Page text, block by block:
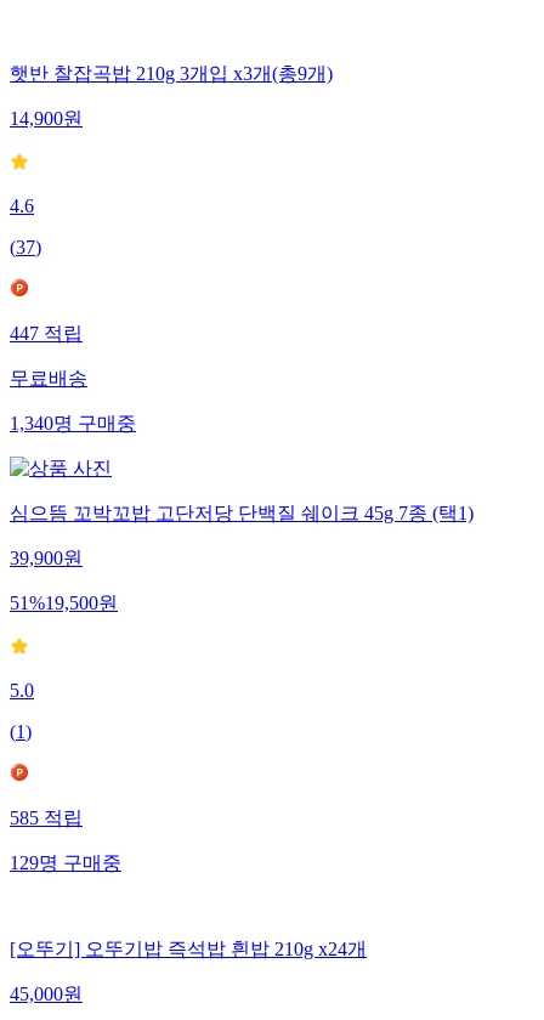
햇반 찰잡곡밥 210g 3개입 x3개(총9개)
14,900원
4.6
(37)
447적립
무료배송
1,340명구매중
심으뜸 꼬박꼬밥 고단저당 단백질 쉐이크 45g 7종 (택1)
39,900원
51%19,500원
5.0
(1)
585적립
129명구매중
[오뚜기] 오뚜기밥 즉석밥 흰밥 210g x24개
45,000원